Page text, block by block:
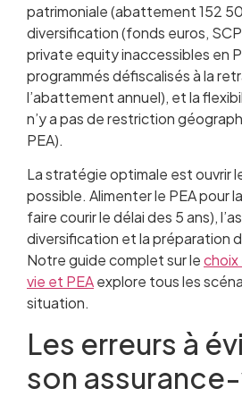
patrimoniale (abattement 152
diversification (fonds euros,
private equity inaccessibles en
programmés défiscalisés à la
l’abattement annuel), et la
n’y a pas de restriction
PEA).
La stratégie optimale est ouvrir
possible. Alimenter le PEA pour
faire courir le délai des 5 ans),
diversification et la préparation
Notre guide complet sur le
vie et PEAexplore tous les
situation.
Les erreurs à
son